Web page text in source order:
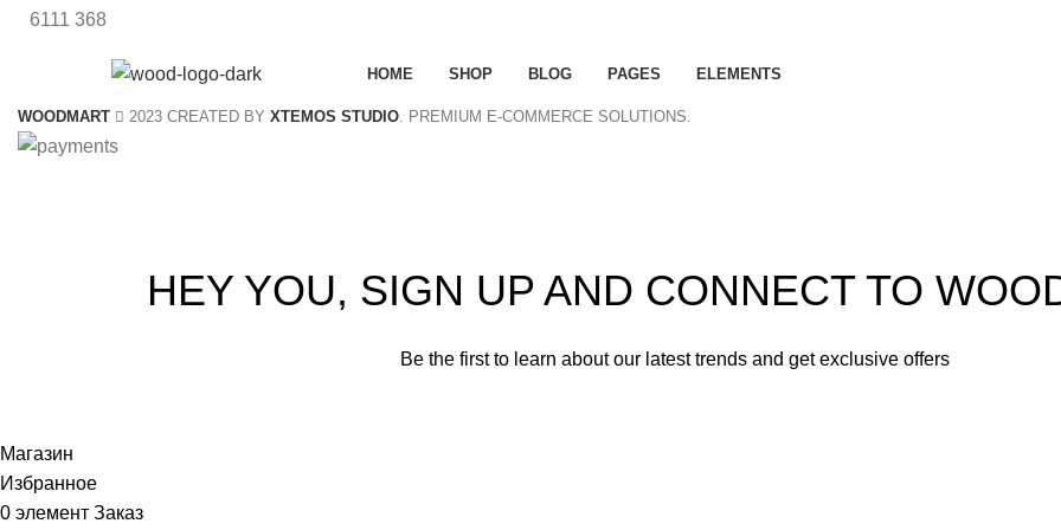
6111 368
HOME SHOP BLOG PAGES ELEMENTS
WOODMART 2023 CREATED BY XTEMOS STUDIO . PREMIUM E-COMMERCE SOLUTIONS.
HEY YOU, SIGN UP AND CONNECT TO
Be the first to learn about our latest trends and get exclusive offers
Магазин
Избранное
0 элемент Заказ